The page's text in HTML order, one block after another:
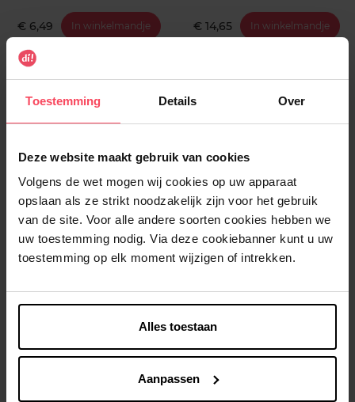
Toestemming Details Over
Deze website maakt gebruik van cookies
Volgens de wet mogen wij cookies op uw apparaat
opslaan als ze strikt noodzakelijk zijn voor het gebruik
van de site. Voor alle andere soorten cookies hebben we
uw toestemming nodig. Via deze cookiebanner kunt u uw
toestemming op elk moment wijzigen of intrekken.
Alles toestaan
Aanpassen
€ 6,49 In winkelmandje € 14,65 In winkelmandje
PN SELFCARE
PN Selfgel Cat Eye Cosmic
Pink
Semi-permanente nagellak
€ 19,90 In winkelmandje
PN SELFCARE
PN Selfgel Soakable Base Kit
Manucureset
€ 44,90 In winkelmandje